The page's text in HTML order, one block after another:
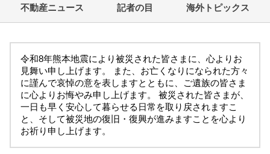
不動産ニュース 記者の目 海外トピックス
令和8年熊本地震により被災された皆さまに、心よりお
見舞い申し上げます。 また、お亡くなりになられた方々
に謹んで哀悼の意を表しますとともに、ご遺族の皆さま
に心よりお悔やみ申し上げます。 被災された皆さまが、
一日も早く安心して暮らせる日常を取り戻されますこ
と、そして被災地の復旧・復興が進みますことを心より
お祈り申し上げます。